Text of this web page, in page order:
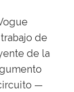
de
de la
—